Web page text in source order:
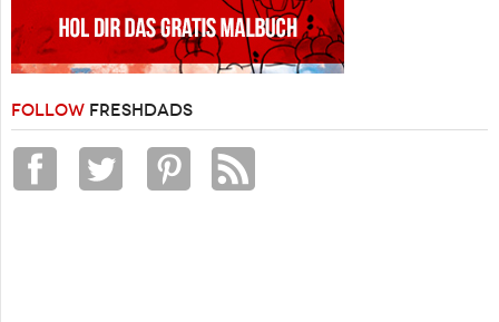
FOLLOW FRESHDADS